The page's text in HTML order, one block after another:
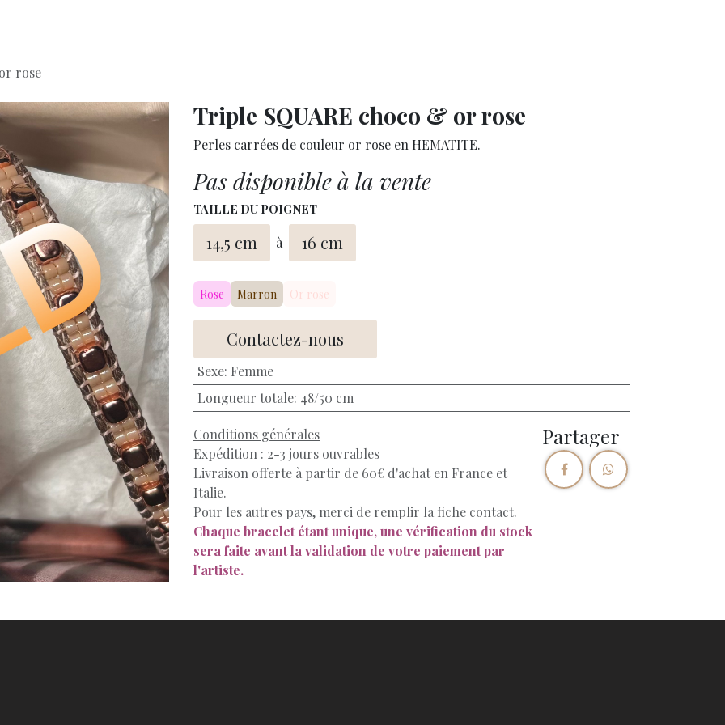
rose
Triple SQUARE choco & or rose
Perles carrées de couleur or rose en HEMATITE.
Pas disponible à la vente
TAILLE DU POIGNET
14,5 cm à 16 cm
Rose Marron Or rose
Contactez-nous
Sexe: Femme
Longueur totale: 48/50 cm
Conditions générales
Expédition : 2-3 jours ouvrables
Livraison offerte à partir de 60€ d'achat en France et
Italie.
Pour les autres pays, merci de remplir la fiche contact.
Chaque bracelet étant unique, une vérification du stock
sera faite avant la validation de votre paiement par
l'artiste.
Partager